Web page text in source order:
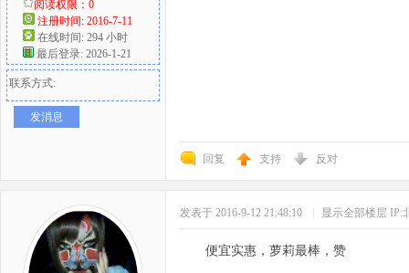
阅读权限：0
注册时间: 2016-7-11
在线时间: 294 小时
最后登录: 2026-1-21
联系方式:
发消息
回复 支持 反对
发表于 2016-9-12 21:48:10 显示全部楼层 IP:
便宜实惠，萝莉最棒，赞